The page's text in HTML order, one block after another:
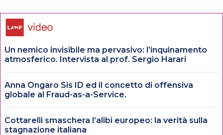
Un nemico invisibile ma pervasivo: l’inquinamento
atmosferico. Intervista al prof. Sergio Harari
Anna Ongaro Sis ID ed il concetto di offensiva
globale al Fraud-as-a-Service.
Cottarelli smaschera l’alibi europeo: la verità sulla
stagnazione italiana